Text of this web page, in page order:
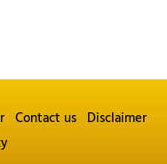
Contact us Disclaimer